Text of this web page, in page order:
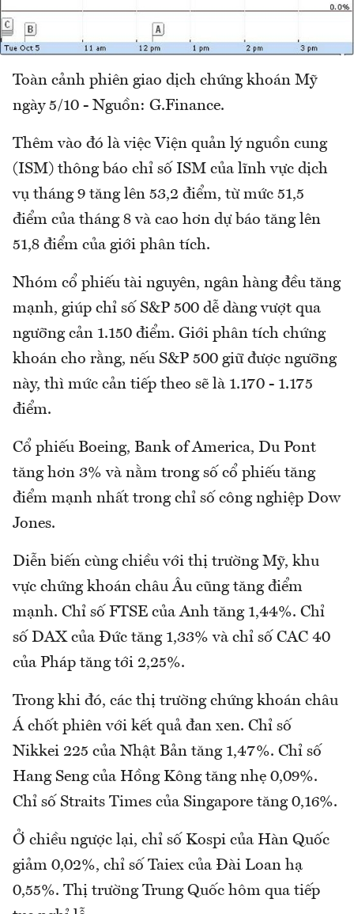
Toàn cảnh phiên giao dịch chứng khoán Mỹ
ngày 5/10 - Nguồn: G.Finance.
Thêm vào đó là việc Viện quản lý nguồn cung
(ISM) thông báo chỉ số ISM của lĩnh vực dịch
vụ tháng 9 tăng lên 53,2 điểm, từ mức 51,5
điểm của tháng 8 và cao hơn dự báo tăng lên
51,8 điểm của giới phân tích.
Nhóm cổ phiếu tài nguyên, ngân hàng đều tăng
mạnh, giúp chỉ số S&P 500 dễ dàng vượt qua
ngưỡng cản 1.150 điểm. Giới phân tích chứng
khoán cho rằng, nếu S&P 500 giữ được ngưỡng
này, thì mức cản tiếp theo sẽ là 1.170 - 1.175
điểm.
Cổ phiếu Boeing, Bank of America, Du Pont
tăng hơn 3% và nằm trong số cổ phiếu tăng
điểm mạnh nhất trong chỉ số công nghiệp Dow
Jones.
Diễn biến cùng chiều với thị trường Mỹ, khu
vực chứng khoán châu Âu cũng tăng điểm
mạnh. Chỉ số FTSE của Anh tăng 1,44%. Chỉ
số DAX của Đức tăng 1,33% và chỉ số CAC 40
của Pháp tăng tới 2,25%.
Trong khi đó, các thị trường chứng khoán châu
Á chốt phiên với kết quả đan xen. Chỉ số
Nikkei 225 của Nhật Bản tăng 1,47%. Chỉ số
Hang Seng của Hồng Kông tăng nhẹ 0,09%.
Chỉ số Straits Times của Singapore tăng 0,16%.
Ở chiều ngược lại, chỉ số Kospi của Hàn Quốc
giảm 0,02%, chỉ số Taiex của Đài Loan hạ
0,55%. Thị trường Trung Quốc hôm qua tiếp